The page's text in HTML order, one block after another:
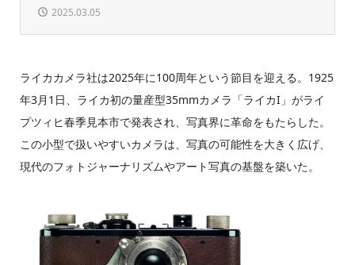
2025.03.05
ライカカメラ社は2025年に100周年という節目を迎える。1925
年3月1日、ライカ初の量産型35mmカメラ「ライカI」がライ
プツィヒ春季見本市で発表され、写真界に革命をもたらした。
この小型で扱いやすいカメラは、写真の可能性を大きく広げ、
現代のフォトジャーナリズムやアート写真の基盤を築いた。